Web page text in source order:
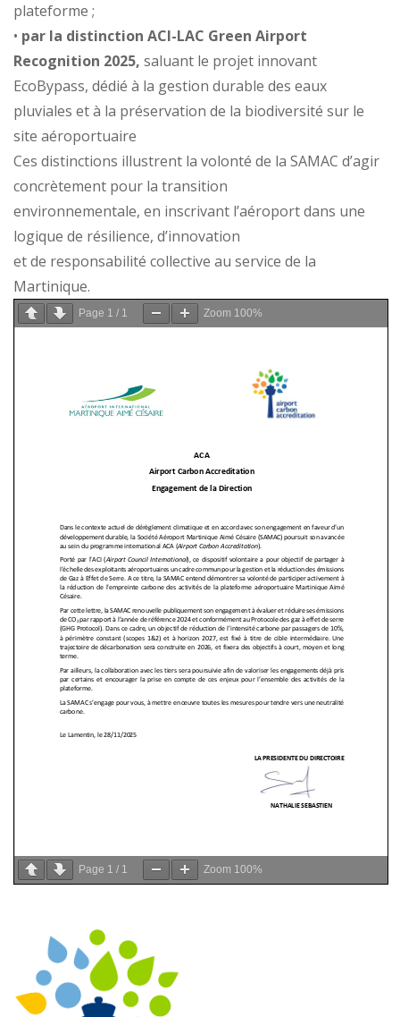
plateforme ;
• par la distinction ACI-LAC Green Airport
Recognition 2025, saluant le projet innovant
EcoBypass, dédié à la gestion durable des eaux
pluviales et à la préservation de la biodiversité sur le
site aéroportuaire
Ces distinctions illustrent la volonté de la SAMAC d’agir
concrètement pour la transition
environnementale, en inscrivant l’aéroport dans une
logique de résilience, d’innovation
et de responsabilité collective au service de la
Martinique.
Page 1 / 1 Zoom 100%
Page 1 / 1 Zoom 100%